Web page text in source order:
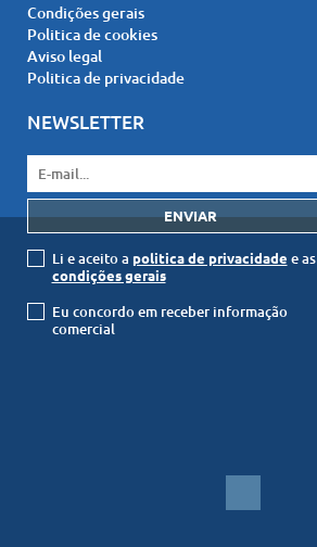
Condições gerais
Politica de cookies
Aviso legal
Politica de privacidade
NEWSLETTER
Li e aceito a politica de privacidade e as
condições gerais
Eu concordo em receber informação
comercial